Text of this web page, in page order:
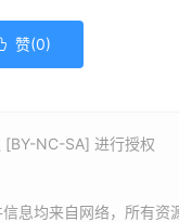
赞(0)
[BY-NC-SA] 进行授权
息均来自网络，所有资